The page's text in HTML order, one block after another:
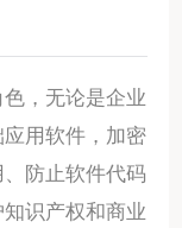
，无论是企业
用软件，加密
防止软件代码
识产权和商业